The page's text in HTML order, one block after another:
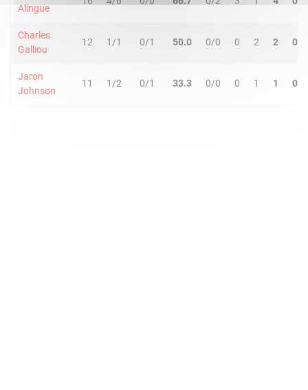
Alingue
Charles
Galliou
12 1/1 0/1 50.0 0/0 0 2 2 0
Jaron
Johnson
11 1/2 0/1 33.3 0/0 0 1 1 0